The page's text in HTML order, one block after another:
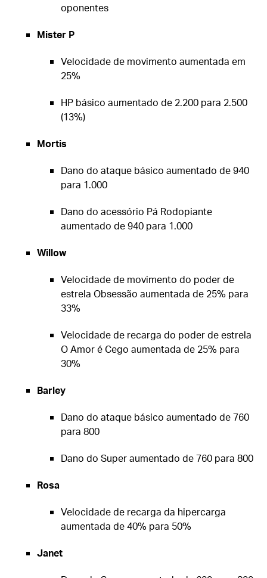
oponentes
Mister P
Velocidade de movimento aumentada em
25%
HP básico aumentado de 2.200 para 2.500
(13%)
Mortis
Dano do ataque básico aumentado de 940
para 1.000
Dano do acessório Pá Rodopiante
aumentado de 940 para 1.000
Willow
Velocidade de movimento do poder de
estrela Obsessão aumentada de 25% para
33%
Velocidade de recarga do poder de estrela
O Amor é Cego aumentada de 25% para
30%
Barley
Dano do ataque básico aumentado de 760
para 800
Dano do Super aumentado de 760 para 800
Rosa
Velocidade de recarga da hipercarga
aumentada de 40% para 50%
Janet